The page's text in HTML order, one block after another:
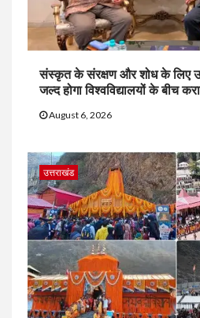
संस्कृत के संरक्षण और शोध के लिए
जल्द होगा विश्वविद्यालयों के बीच
August 6, 2026
उत्तराखंड